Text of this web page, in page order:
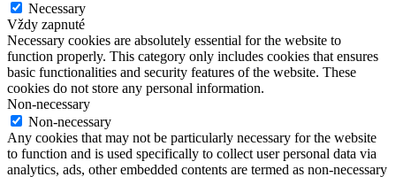
Necessary
Vždy zapnuté
Necessary cookies are absolutely essential for the website to
function properly. This category only includes cookies that ensures
basic functionalities and security features of the website. These
cookies do not store any personal information.
Non-necessary
Non-necessary
Any cookies that may not be particularly necessary for the website
to function and is used specifically to collect user personal data via
analytics, ads, other embedded contents are termed as non-necessary